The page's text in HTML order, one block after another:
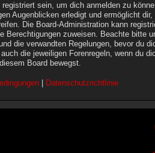
sein, um dich anmelden zu
Augenblicken erledigt und ermöglicht dir,
Die Board-Administration kann
Berechtigungen zuweisen. Beachte bitte
die verwandten Regelungen, bevor du
die jeweiligen Forenregeln, wenn du
diesem Board bewegst.
| Datenschutzrichtlinie